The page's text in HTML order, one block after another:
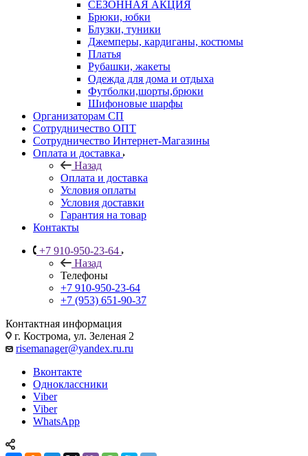
СЕЗОННАЯ АКЦИЯ
Брюки, юбки
Блузки, туники
Джемперы, кардиганы, костюмы
Платья
Рубашки, жакеты
Одежда для дома и отдыха
Футболки,шорты,брюки
Шифоновые шарфы
Организаторам СП
Сотрудничество ОПТ
Сотрудничество Интернет-Магазины
Оплата и доставка
Назад
Оплата и доставка
Условия оплаты
Условия доставки
Гарантия на товар
Контакты
+7 910-950-23-64
Назад
Телефоны
+7 910-950-23-64
+7 (953) 651-90-37
Контактная информация
г. Кострома, ул. Зеленая 2
risemanager@yandex.ru.ru
Вконтакте
Одноклассники
Viber
Viber
WhatsApp